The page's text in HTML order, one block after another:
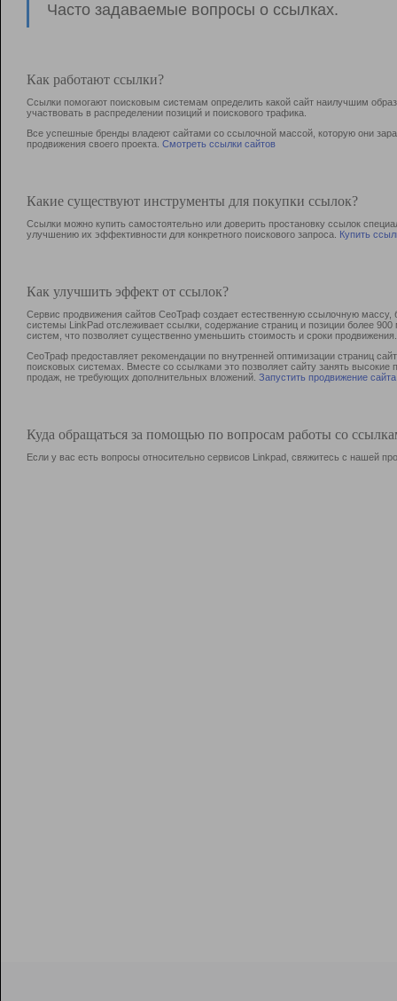
Часто задаваемые вопросы о ссылках.
Как работают ссылки?
Ссылки помогают поисковым системам определить какой сайт наилучшим
участвовать в раcпределении позиций и поискового трафика.
Все успешные бренды владеют сайтами со ссылочной массой, которую они
продвижения своего проекта. Смотреть ссылки сайтов
Какие существуют инструменты для покупки ссылок?
Ссылки можно купить самостоятельно или доверить простановку ссылок
улучшению их эффективности для конкретного поискового запроса. Купить
Как улучшить эффект от ссылок?
Сервис продвижения сайтов СеоТраф создает естественную ссылочную
системы LinkPad отслеживает ссылки, содержание страниц и позиции более
систем, что позволяет существенно уменьшить стоимость и сроки продвижения.
СеоТраф предоставляет рекомендации по внутренней оптимизации страниц
поисковых системах. Вместе со ссылками это позволяет сайту занять
продаж, не требующих дополнительных вложений. Запустить продвижение сайта
Куда обращаться за помощью по вопросам работы со
Если у вас есть вопросы относительно сервисов Linkpad, свяжитесь с нашей